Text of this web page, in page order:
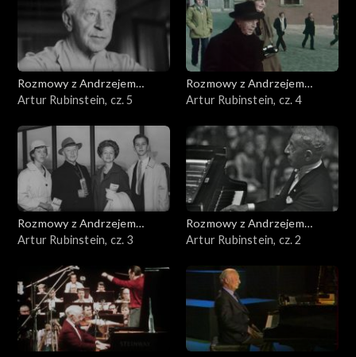
Rozmowy z Andrzejem
Doboszem
Artur Rubinstein, cz. 5
Rozmowy z Andrzejem
Doboszem
Artur Rubinstein, cz. 4
Rozmowy z Andrzejem
Doboszem
Artur Rubinstein, cz. 3
Rozmowy z Andrzejem
Doboszem
Artur Rubinstein, cz. 2